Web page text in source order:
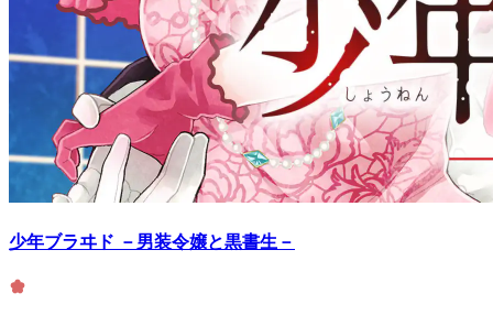
少年ブラヰド －男装令嬢と黒書生－